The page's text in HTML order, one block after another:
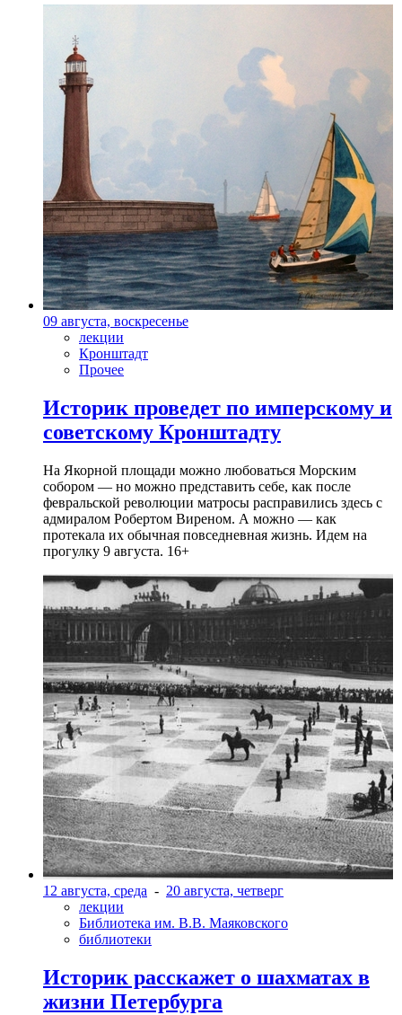
09 августа, воскресенье
лекции
Кронштадт
Прочее
Историк проведет по имперскому и
советскому Кронштадту
На Якорной площади можно любоваться Морским
собором — но можно представить себе, как после
февральской революции матросы расправились здесь с
адмиралом Робертом Виреном. А можно — как
протекала их обычная повседневная жизнь. Идем на
прогулку 9 августа. 16+
12 августа, среда - 20 августа, четверг
лекции
Библиотека им. В.В. Маяковского
библиотеки
Историк расскажет о шахматах в
жизни Петербурга